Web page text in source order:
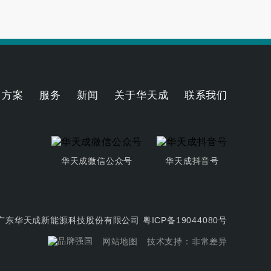
方案 服务 新闻 关于华天成 联系我们
华天成抖音号
华天成微信公众号
华天成新能源科技股份有限公司 粤ICP备19044080号
网站地图 技术支持：非常差异